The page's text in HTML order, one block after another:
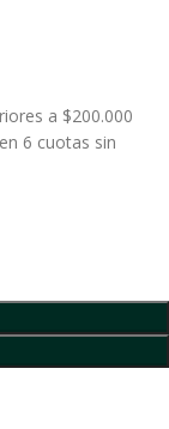
a $200.000
6 cuotas sin